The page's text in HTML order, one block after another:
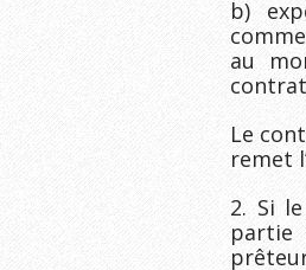
b)
au
Le
remet
2. Si
partie